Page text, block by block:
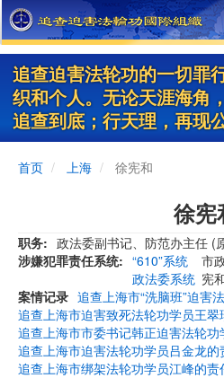
Skip
to
main
content
追查迫害法轮功的一切罪
织和个人。无论天涯海角
追查到底；行天理，再现
首页 上海 徐宪和
徐宪
职务
政法委副书记、防范办主任 (
涉嫌犯罪责任系统
“610”系统
政法委系统
市
宪
案情记录 追查上海市“洗脑班”迫害
追查上海市迫害致死法轮功学员王
追查上海市市委书记韩正迫害法轮功
追查上海市迫害法轮功学员吕金龙
追查上海市绑架法轮功学员江峰的责